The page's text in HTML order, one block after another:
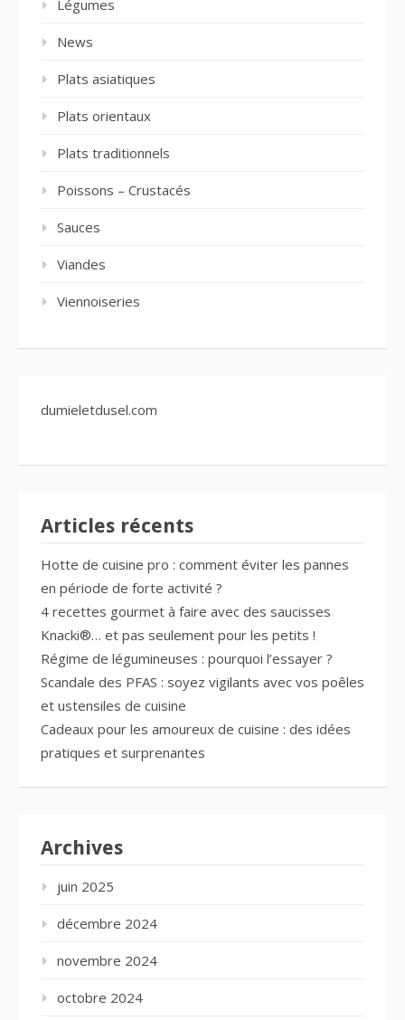
Légumes
News
Plats asiatiques
Plats orientaux
Plats traditionnels
Poissons – Crustacés
Sauces
Viandes
Viennoiseries
dumieletdusel.com
Articles récents
Hotte de cuisine pro : comment éviter les pannes
en période de forte activité ?
4 recettes gourmet à faire avec des saucisses
Knacki®… et pas seulement pour les petits !
Régime de légumineuses : pourquoi l’essayer ?
Scandale des PFAS : soyez vigilants avec vos poêles
et ustensiles de cuisine
Cadeaux pour les amoureux de cuisine : des idées
pratiques et surprenantes
Archives
juin 2025
décembre 2024
novembre 2024
octobre 2024